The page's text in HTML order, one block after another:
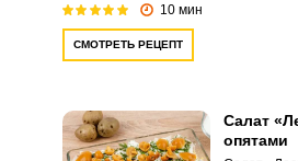
10 мин
СМОТРЕТЬ РЕЦЕПТ
Салат
опятами